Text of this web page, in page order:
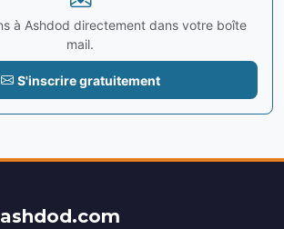
à Ashdod directement dans votre boîte
mail.
S'inscrire gratuitement